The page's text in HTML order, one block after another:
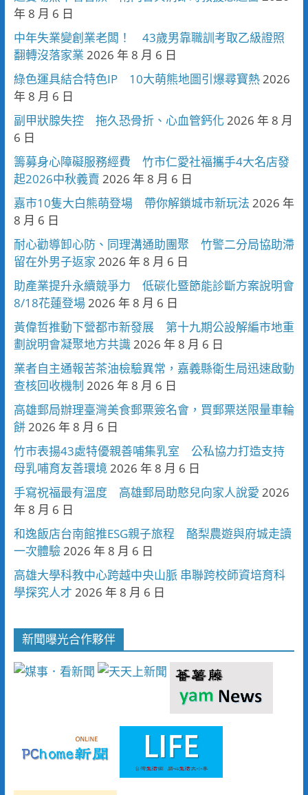
年 8 月 6 日
中年失業變創業老闆！ 43歲男靠職訓考取乙級證照
翻轉沒落家業 2026 年 8 月 6 日
綠色運具結合特色IP 10大萌熊地圖引爆尋寶熱2026
年 8 月 6 日
副甲狀腺失控 拖久恐骨折、心血管鈣化 2026 年 8 月
6 日
籌募身心障礙服務經費 竹市仁愛社福攜手4大名店發
起2026中秋義賣 2026 年 8 月 6 日
嘉市10隻大白熊萌登場 帶你解鎖城市新玩法 2026 年
8 月 6 日
耐心勸導卸心防、同理溝通助團聚 竹警二分局協助滯
留在外男子返家 2026 年 8 月 6 日
助產業提升永續競爭力 低碳化暨節能診斷方案說明會
8/18花蓮登場2026 年 8 月 6 日
黃偉哲推動下營都市新發展 第十九期公設解編市地重
劃說明會凝聚地方共識2026 年 8 月 6 日
業者自主通報苦茶油檢驗異常，嘉義縣衛生局迅速啟動
查核回收機制 2026 年 8 月 6 日
高雄郵局辦理臺灣美食郵票簽名會，買郵票送限量車輪
餅2026 年 8 月 6 日
竹市表揚43處特優親善哺集乳室 公私協力打造支持
母乳哺育友善環境2026 年 8 月 6 日
手寫祝福最有溫度 高雄郵局助憨兒向家人說愛 2026
年 8 月 6 日
和逸飯店台南館推ESG親子旅程 酪梨農遊與府城走讀
一次體驗2026 年 8 月 6 日
高雄大學科教中心跨越中央山脈 串聯跨校師資培育科
學探究人才 2026 年 8 月 6 日
新聞曝光合作夥伴